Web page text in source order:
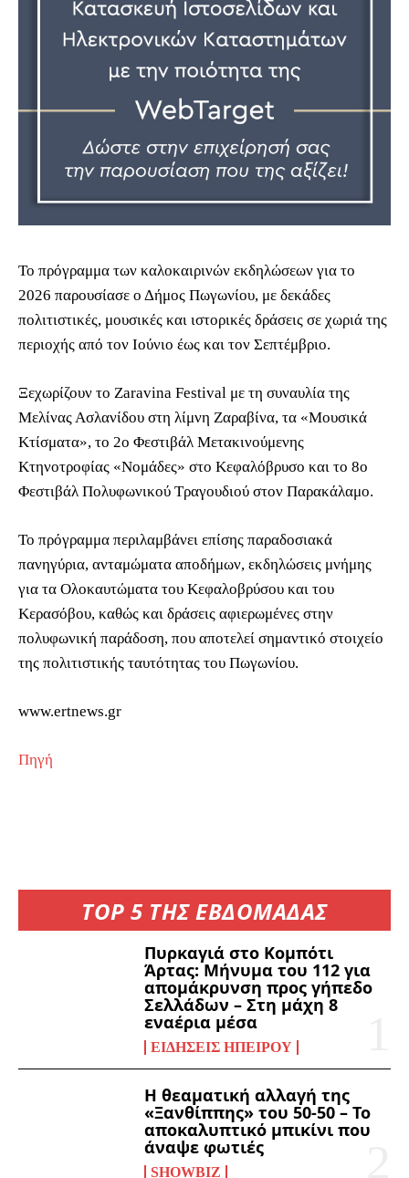
TOP 5 ΤΗΣ ΕΒΔΟΜΑΔΑΣ
Πυρκαγιά στο Κομπότι
Άρτας: Μήνυμα του 112 για
απομάκρυνση προς γήπεδο
Σελλάδων – Στη μάχη 8
εναέρια μέσα
ΕΙΔΉΣΕΙΣ ΗΠΕΊΡΟΥ
Η θεαματική αλλαγή της
«Ξανθίππης» του 50-50 – Το
αποκαλυπτικό μπικίνι που
άναψε φωτιές
SHOWBIZ
Το πρόγραμμα των καλοκαιρινών εκδηλώσεων για το
2026 παρουσίασε ο Δήμος Πωγωνίου, με δεκάδες
πολιτιστικές, μουσικές και ιστορικές δράσεις σε χωριά της
περιοχής από τον Ιούνιο έως και τον Σεπτέμβριο.
Ξεχωρίζουν το Zaravina Festival με τη συναυλία της
Μελίνας Ασλανίδου στη λίμνη Ζαραβίνα, τα «Μουσικά
Κτίσματα», το 2ο Φεστιβάλ Μετακινούμενης
Κτηνοτροφίας «Νομάδες» στο Κεφαλόβρυσο και το 8ο
Φεστιβάλ Πολυφωνικού Τραγουδιού στον Παρακάλαμο.
Το πρόγραμμα περιλαμβάνει επίσης παραδοσιακά
πανηγύρια, ανταμώματα αποδήμων, εκδηλώσεις μνήμης
για τα Ολοκαυτώματα του Κεφαλοβρύσου και του
Κερασόβου, καθώς και δράσεις αφιερωμένες στην
πολυφωνική παράδοση, που αποτελεί σημαντικό στοιχείο
της πολιτιστικής ταυτότητας του Πωγωνίου.
www.ertnews.gr
Πηγή